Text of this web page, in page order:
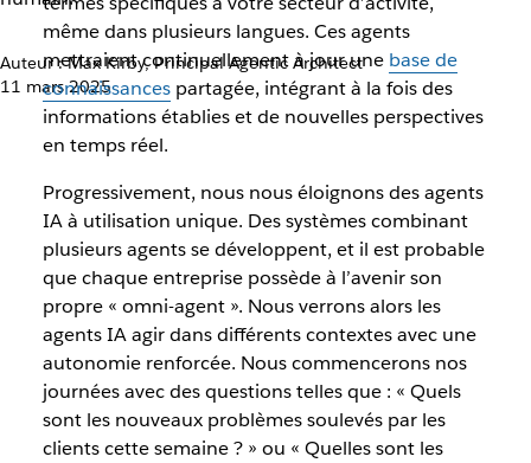
Auteur : Max Kirby, Principal Agentic Architect
11 mars 2025
même dans plusieurs langues. Ces agents
mettraient continuellement à jour une base de
connaissancespartagée, intégrant à la fois des
informations établies et de nouvelles perspectives
en temps réel.
Progressivement, nous nous éloignons des agents
IA à utilisation unique. Des systèmes combinant
plusieurs agents se développent, et il est probable
que chaque entreprise possède à l’avenir son
propre « omni-agent ». Nous verrons alors les
agents IA agir dans différents contextes avec une
autonomie renforcée. Nous commencerons nos
journées avec des questions telles que : « Quels
sont les nouveaux problèmes soulevés par les
clients cette semaine ? » ou « Quelles sont les